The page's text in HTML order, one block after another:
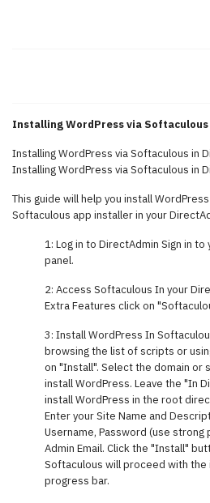
Installing WordPress via
Installing WordPress via Softaculous in
Installing WordPress via Softaculous in
This guide will help you install
Softaculous app installer in your
1: Log in to DirectAdmin Sign in
panel.
2: Access Softaculous In your
Extra Features click on
3: Install WordPress In
browsing the list of scripts or
on "Install". Select the domain or
install WordPress. Leave the "In
install WordPress in the root
Enter your Site Name and
Username, Password (use strong
Admin Email. Click the "Install"
Softaculous will proceed with the
progress bar.